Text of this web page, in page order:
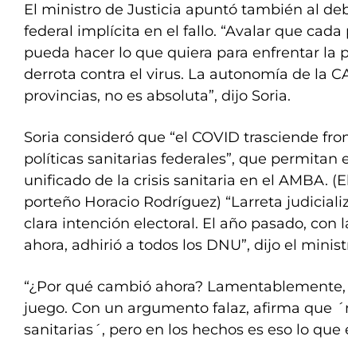
El ministro de Justicia apuntó también al
federal implícita en el fallo. “Avalar que
pueda hacer lo que quiera para enfrentar la
derrota contra el virus. La autonomía de la
provincias, no es absoluta”, dijo Soria.
Soria consideró que “el COVID trasciende
políticas sanitarias federales”, que permitan
unificado de la crisis sanitaria en el AMBA.
porteño Horacio Rodríguez) “Larreta
clara intención electoral. El año pasado, con
ahora, adhirió a todos los DNU”, dijo el
“¿Por qué cambió ahora?
juego. Con un argumento falaz, afirma que
sanitarias´, pero en los hechos es eso lo que